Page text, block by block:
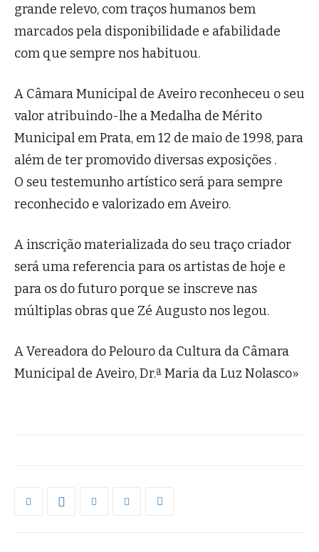
grande relevo, com traços humanos bem
marcados pela disponibilidade e afabilidade
com que sempre nos habituou.
A Câmara Municipal de Aveiro reconheceu o seu
valor atribuindo-lhe a Medalha de Mérito
Municipal em Prata, em 12 de maio de 1998, para
além de ter promovido diversas exposições .
O seu testemunho artístico será para sempre
reconhecido e valorizado em Aveiro.
A inscrição materializada do seu traço criador
será uma referencia para os artistas de hoje e
para os do futuro porque se inscreve nas
múltiplas obras que Zé Augusto nos legou.
A Vereadora do Pelouro da Cultura da Câmara
Municipal de Aveiro, Dr.ª Maria da Luz Nolasco»